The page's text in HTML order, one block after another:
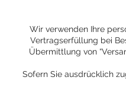
Wir verwenden Ihre
Vertragserfüllung bei
Übermittlung von
Sofern Sie ausdrücklich